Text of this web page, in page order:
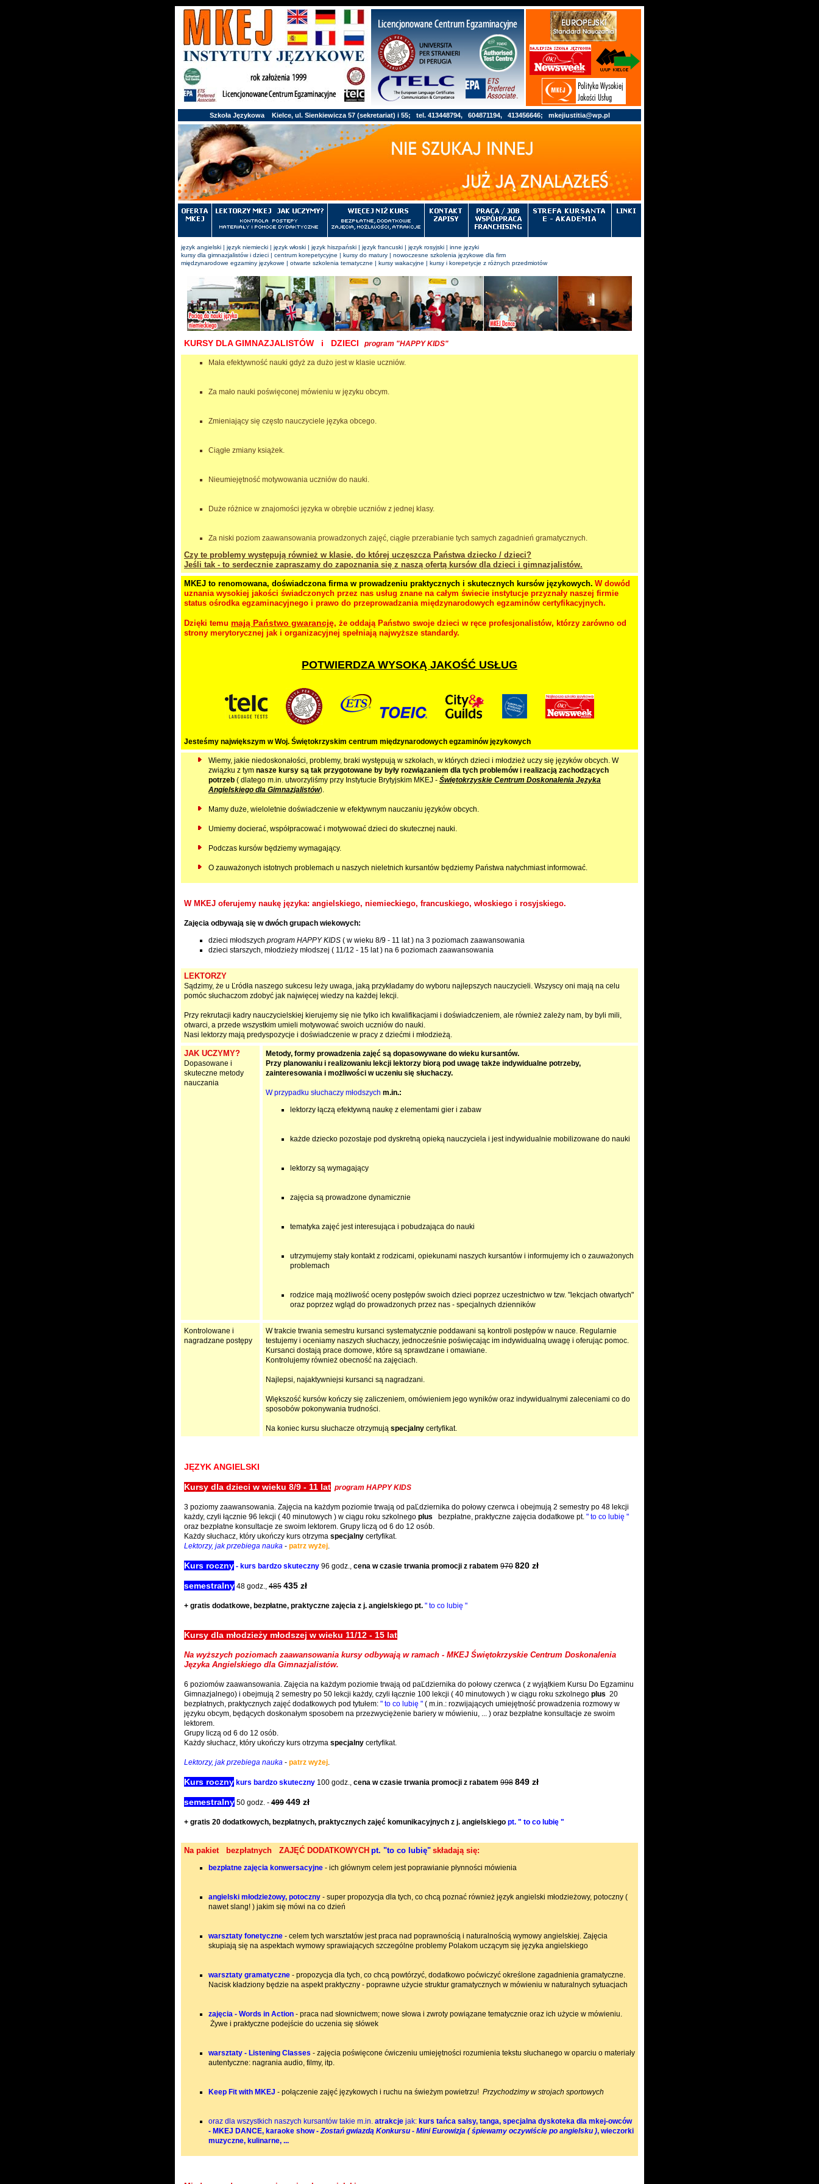
Szkoła Językowa Kielce, ul. Sienkiewicza 57 (sekretariat) i 55; tel. 413448794, 604871194, 413456646; mkejiustitia@wp.pl
język angielski | język niemiecki | język włoski | język hiszpański | język francuski | język rosyjski | inne języki
kursy dla gimnazjalistów i dzieci | centrum korepetycyjne | kursy do matury | nowoczesne szkolenia językowe dla firm
międzynarodowe egzaminy językowe | otwarte szkolenia tematyczne | kursy wakacyjne | kursy i korepetycje z różnych przedmiotów
KURSY DLA GIMNAZJALISTÓW i DZIECI program "HAPPY KIDS"
Mała efektywność nauki gdyż za dużo jest w klasie uczniów.
Za mało nauki poświęconej mówieniu w języku obcym.
Zmieniający się często nauczyciele języka obcego.
Ciągłe zmiany książek.
Nieumiejętność motywowania uczniów do nauki.
Duże różnice w znajomości języka w obrębie uczniów z jednej klasy.
Za niski poziom zaawansowania prowadzonych zajęć, ciągłe przerabianie tych samych zagadnień gramatycznych.
Czy te problemy występują również w klasie, do której uczęszcza Państwa dziecko / dzieci?
Jeśli tak - to serdecznie zapraszamy do zapoznania się z naszą ofertą kursów dla dzieci i gimnazjalistów.
MKEJ to renomowana, doświadczona firma w prowadzeniu praktycznych i skutecznych kursów językowych. W dowód
uznania wysokiej jakości świadczonych przez nas usług znane na całym świecie instytucje przyznały naszej firmie
status ośrodka egzaminacyjnego i prawo do przeprowadzania międzynarodowych egzaminów certyfikacyjnych.
Dzięki temu mają Państwo gwarancję, że oddają Państwo swoje dzieci w ręce profesjonalistów, którzy zarówno od
strony merytorycznej jak i organizacyjnej spełniają najwyższe standardy.
POTWIERDZA WYSOKĄ JAKOŚĆ USŁUG
Jesteśmy największym w Woj. Świętokrzyskim centrum międzynarodowych egzaminów językowych
Wiemy, jakie niedoskonałości, problemy, braki występują w szkołach, w których dzieci i młodzież uczy się języków obcych. W
związku z tym nasze kursy są tak przygotowane by były rozwiązaniem dla tych problemów i realizacją zachodzących
potrzeb ( dlatego m.in. utworzyliśmy przy Instytucie Brytyjskim MKEJ - Świętokrzyskie Centrum Doskonalenia Języka
Angielskiego dla Gimnazjalistów).
Mamy duże, wieloletnie doświadczenie w efektywnym nauczaniu języków obcych.
Umiemy docierać, współpracować i motywować dzieci do skutecznej nauki.
Podczas kursów będziemy wymagający.
O zauważonych istotnych problemach u naszych nieletnich kursantów będziemy Państwa natychmiast informować.
W MKEJ oferujemy naukę języka: angielskiego, niemieckiego, francuskiego, włoskiego i rosyjskiego.
Zajęcia odbywają się w dwóch grupach wiekowych:
dzieci młodszych program HAPPY KIDS ( w wieku 8/9 - 11 lat ) na 3 poziomach zaawansowania
dzieci starszych, młodzieży młodszej ( 11/12 - 15 lat ) na 6 poziomach zaawansowania
LEKTORZY
Sądzimy, że u Ľródła naszego sukcesu leży uwaga, jaką przykładamy do wyboru najlepszych nauczycieli. Wszyscy oni mają na celu
pomóc słuchaczom zdobyć jak najwięcej wiedzy na każdej lekcji.
Przy rekrutacji kadry nauczycielskiej kierujemy się nie tylko ich kwalifikacjami i doświadczeniem, ale również zależy nam, by byli mili,
otwarci, a przede wszystkim umieli motywować swoich uczniów do nauki.
Nasi lektorzy mają predyspozycje i doświadczenie w pracy z dziećmi i młodzieżą.
JAK UCZYMY?
Dopasowane i
skuteczne metody
nauczania
Metody, formy prowadzenia zajęć są dopasowywane do wieku kursantów.
Przy planowaniu i realizowaniu lekcji lektorzy biorą pod uwagę także indywidualne potrzeby,
zainteresowania i możliwości w uczeniu się słuchaczy.
W przypadku słuchaczy młodszych m.in.:
lektorzy łączą efektywną naukę z elementami gier i zabaw
każde dziecko pozostaje pod dyskretną opieką nauczyciela i jest indywidualnie mobilizowane do nauki
lektorzy są wymagający
zajęcia są prowadzone dynamicznie
tematyka zajęć jest interesująca i pobudzająca do nauki
utrzymujemy stały kontakt z rodzicami, opiekunami naszych kursantów i informujemy ich o zauważonych
problemach
rodzice mają możliwość oceny postępów swoich dzieci poprzez uczestnictwo w tzw. "lekcjach otwartych"
oraz poprzez wgląd do prowadzonych przez nas - specjalnych dzienników
Kontrolowane i
nagradzane postępy
W trakcie trwania semestru kursanci systematycznie poddawani są kontroli postępów w nauce. Regularnie
testujemy i oceniamy naszych słuchaczy, jednocześnie poświęcając im indywidualną uwagę i oferując pomoc.
Kursanci dostają prace domowe, które są sprawdzane i omawiane.
Kontrolujemy również obecność na zajęciach.
Najlepsi, najaktywniejsi kursanci są nagradzani.
Większość kursów kończy się zaliczeniem, omówieniem jego wyników oraz indywidualnymi zaleceniami co do
sposobów pokonywania trudności.
Na koniec kursu słuchacze otrzymują specjalny certyfikat.
JĘZYK ANGIELSKI
Kursy dla dzieci w wieku 8/9 - 11 lat program HAPPY KIDS
3 poziomy zaawansowania. Zajęcia na każdym poziomie trwają od paĽdziernika do połowy czerwca i obejmują 2 semestry po 48 lekcji
każdy, czyli łącznie 96 lekcji ( 40 minutowych ) w ciągu roku szkolnego plus bezpłatne, praktyczne zajęcia dodatkowe pt. " to co lubię "
oraz bezpłatne konsultacje ze swoim lektorem. Grupy liczą od 6 do 12 osób.
Każdy słuchacz, który ukończy kurs otrzyma specjalny certyfikat.
Lektorzy, jak przebiega nauka - patrz wyżej.
Kurs roczny - kurs bardzo skuteczny 96 godz., cena w czasie trwania promocji z rabatem 970 820 zł
semestralny 48 godz., 485 435 zł
+ gratis dodatkowe, bezpłatne, praktyczne zajęcia z j. angielskiego pt. " to co lubię "
Kursy dla młodzieży młodszej w wieku 11/12 - 15 lat
Na wyższych poziomach zaawansowania kursy odbywają w ramach - MKEJ Świętokrzyskie Centrum Doskonalenia
Języka Angielskiego dla Gimnazjalistów.
6 poziomów zaawansowania. Zajęcia na każdym poziomie trwają od paĽdziernika do połowy czerwca ( z wyjątkiem Kursu Do Egzaminu
Gimnazjalnego) i obejmują 2 semestry po 50 lekcji każdy, czyli łącznie 100 lekcji ( 40 minutowych ) w ciągu roku szkolnego plus 20
bezpłatnych, praktycznych zajęć dodatkowych pod tytułem: " to co lubię " ( m.in.: rozwijających umiejętność prowadzenia rozmowy w
języku obcym, będących doskonałym sposobem na przezwyciężenie bariery w mówieniu, ... ) oraz bezpłatne konsultacje ze swoim
lektorem.
Grupy liczą od 6 do 12 osób.
Każdy słuchacz, który ukończy kurs otrzyma specjalny certyfikat.
Lektorzy, jak przebiega nauka - patrz wyżej.
Kurs roczny kurs bardzo skuteczny 100 godz., cena w czasie trwania promocji z rabatem 998 849 zł
semestralny 50 godz. - 499 449 zł
+ gratis 20 dodatkowych, bezpłatnych, praktycznych zajęć komunikacyjnych z j. angielskiego pt. " to co lubię "
Na pakiet bezpłatnych ZAJĘĆ DODATKOWYCH pt. "to co lubię" składają się:
bezpłatne zajęcia konwersacyjne - ich głównym celem jest poprawianie płynności mówienia
angielski młodzieżowy, potoczny - super propozycja dla tych, co chcą poznać również język angielski młodzieżowy, potoczny (
nawet slang! ) jakim się mówi na co dzień
warsztaty fonetyczne - celem tych warsztatów jest praca nad poprawnością i naturalnością wymowy angielskiej. Zajęcia
skupiają się na aspektach wymowy sprawiających szczególne problemy Polakom uczącym się języka angielskiego
warsztaty gramatyczne - propozycja dla tych, co chcą powtórzyć, dodatkowo poćwiczyć określone zagadnienia gramatyczne.
Nacisk kładziony będzie na aspekt praktyczny - poprawne użycie struktur gramatycznych w mówieniu w naturalnych sytuacjach
zajęcia - Words in Action - praca nad słownictwem; nowe słowa i zwroty powiązane tematycznie oraz ich użycie w mówieniu.
Żywe i praktyczne podejście do uczenia się słówek
warsztaty - Listening Classes - zajęcia poświęcone ćwiczeniu umiejętności rozumienia tekstu słuchanego w oparciu o materiały
autentyczne: nagrania audio, filmy, itp.
Keep Fit with MKEJ - połączenie zajęć językowych i ruchu na świeżym powietrzu! Przychodzimy w strojach sportowych
oraz dla wszystkich naszych kursantów takie m.in. atrakcje jak: kurs tańca salsy, tanga, specjalna dyskoteka dla mkej-owców
- MKEJ DANCE, karaoke show -Zostań gwiazdą Konkursu - Mini Eurowizja ( śpiewamy oczywiście po angielsku ), wieczorki
muzyczne, kulinarne, ...